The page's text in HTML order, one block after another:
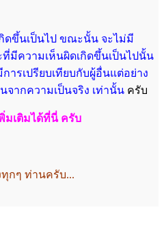
ดขึ้นเป็นไป ขณะนั้น จะไม่มี
มีความเห็นผิดเกิดขึ้นเป็นไปนั้น
รเปรียบเทียบกับผู้อื่นแต่อย่าง
จากความเป็นจริง เท่านั้น ครับ
มเติมได้ที่นี่ ครับ
กๆ ท่านครับ...